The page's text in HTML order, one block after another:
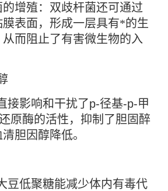
的增殖：双歧杆菌还可通过
表面，形成一层具有*的生
而阻止了有害微生物的入
接影响和干扰了p-径基-p-甲
原酶的活性，抑制了胆固醉
胆因醇降低。
豆低聚糖能减少体内有毒代